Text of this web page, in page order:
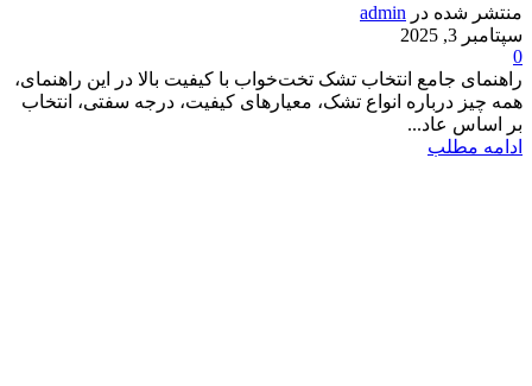
منتشر شده در admin
سپتامبر 3, 2025
0
راهنمای جامع انتخاب تشک تخت‌خواب با کیفیت بالا در این راهنمای،
همه چیز درباره انواع تشک، معیارهای کیفیت، درجه سفتی، انتخاب
بر اساس عاد...
ادامه مطلب